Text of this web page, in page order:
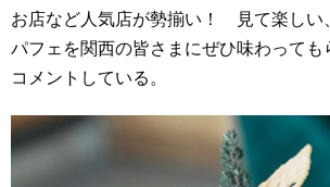
お店など人気店が勢揃い！ 見て楽しい
パフェを関西の皆さまにぜひ味わっても
コメントしている。